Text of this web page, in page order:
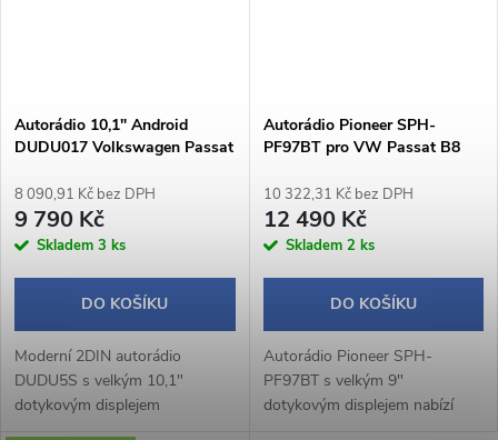
Autorádio 10,1" Android
DUDU017 Volkswagen Passat
8 090,91 Kč bez DPH
9 790 Kč
Skladem 3 ks
DO KOŠÍKU
Moderní 2DIN autorádio
DUDU5S s velkým 10,1"
dotykovým displejem
Autorádio Pioneer SPH-
PF97BT pro VW Passat B8
10 322,31 Kč bez DPH
12 490 Kč
Skladem 2 ks
DO KOŠÍKU
Autorádio Pioneer SPH-
PF97BT s velkým 9"
dotykovým displejem nabízí